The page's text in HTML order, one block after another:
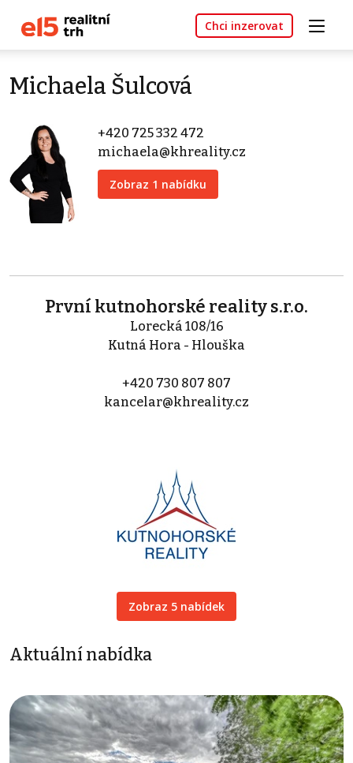
Chci inzerovat
Michaela Šulcová
+420 725 332 472
michaela@khreality.cz
Zobraz 1 nabídku
První kutnohorské reality s.r.o.
Lorecká 108/16
Kutná Hora - Hlouška
+420 730 807 807
kancelar@khreality.cz
Zobraz 5 nabídek
Aktuální nabídka